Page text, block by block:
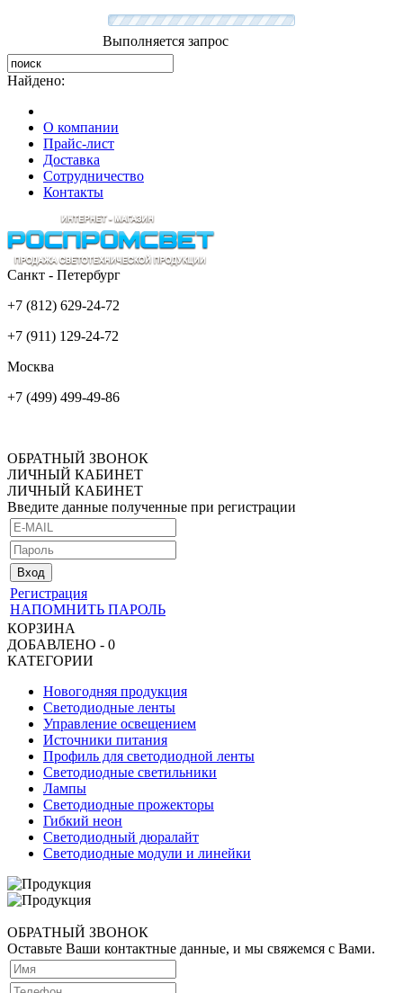
Выполняется запрос
Найдено:
О компании
Прайс-лист
Доставка
Сотрудничество
Контакты
Санкт - Петербург
+7 (812) 629-24-72
+7 (911) 129-24-72
Москва
+7 (499) 499-49-86
ОБРАТНЫЙ ЗВОНОК
ЛИЧНЫЙ КАБИНЕТ
ЛИЧНЫЙ КАБИНЕТ
Введите данные полученные при регистрации
Регистрация
НАПОМНИТЬ ПАРОЛЬ
КОРЗИНА
ДОБАВЛЕНО - 0
КАТЕГОРИИ
Новогодняя продукция
Светодиодные ленты
Управление освещением
Источники питания
Профиль для светодиодной ленты
Светодиодные светильники
Лампы
Светодиодные прожекторы
Гибкий неон
Светодиодный дюралайт
Светодиодные модули и линейки
ОБРАТНЫЙ ЗВОНОК
Оставьте Ваши контактные данные, и мы свяжемся с Вами.